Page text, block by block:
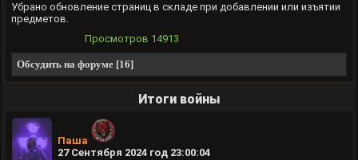
Убрано обновление страниц в складе при добавлении или изъятии
предметов.
Просмотров 14913
Обсудить на форуме [16]
Итоги войны
Паша
27 Сентября 2024 год 23:00:04